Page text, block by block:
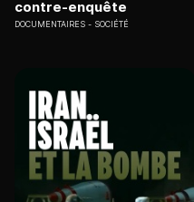
contre-enquête
DOCUMENTAIRES SOCIÉTÉ